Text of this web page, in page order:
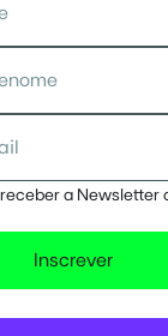
a Newsletter
Inscrever